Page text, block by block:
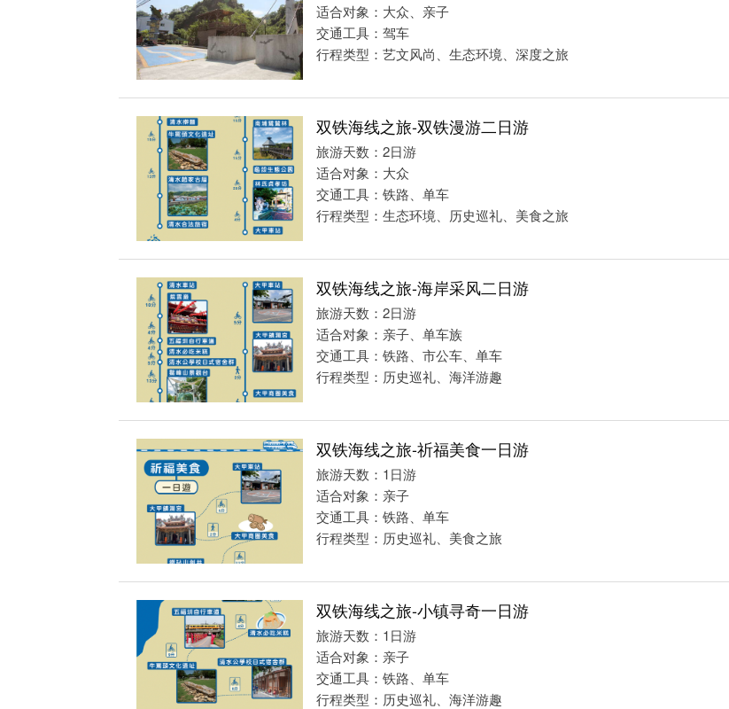
适合对象：大众、亲子
交通工具：驾车
行程类型：艺文风尚、生态环境、深度之旅
双铁海线之旅-双铁漫游二日游
旅游天数：2日游
适合对象：大众
交通工具：铁路、单车
行程类型：生态环境、历史巡礼、美食之旅
双铁海线之旅-海岸采风二日游
旅游天数：2日游
适合对象：亲子、单车族
交通工具：铁路、市公车、单车
行程类型：历史巡礼、海洋游趣
双铁海线之旅-祈福美食一日游
旅游天数：1日游
适合对象：亲子
交通工具：铁路、单车
行程类型：历史巡礼、美食之旅
双铁海线之旅-小镇寻奇一日游
旅游天数：1日游
适合对象：亲子
交通工具：铁路、单车
行程类型：历史巡礼、海洋游趣